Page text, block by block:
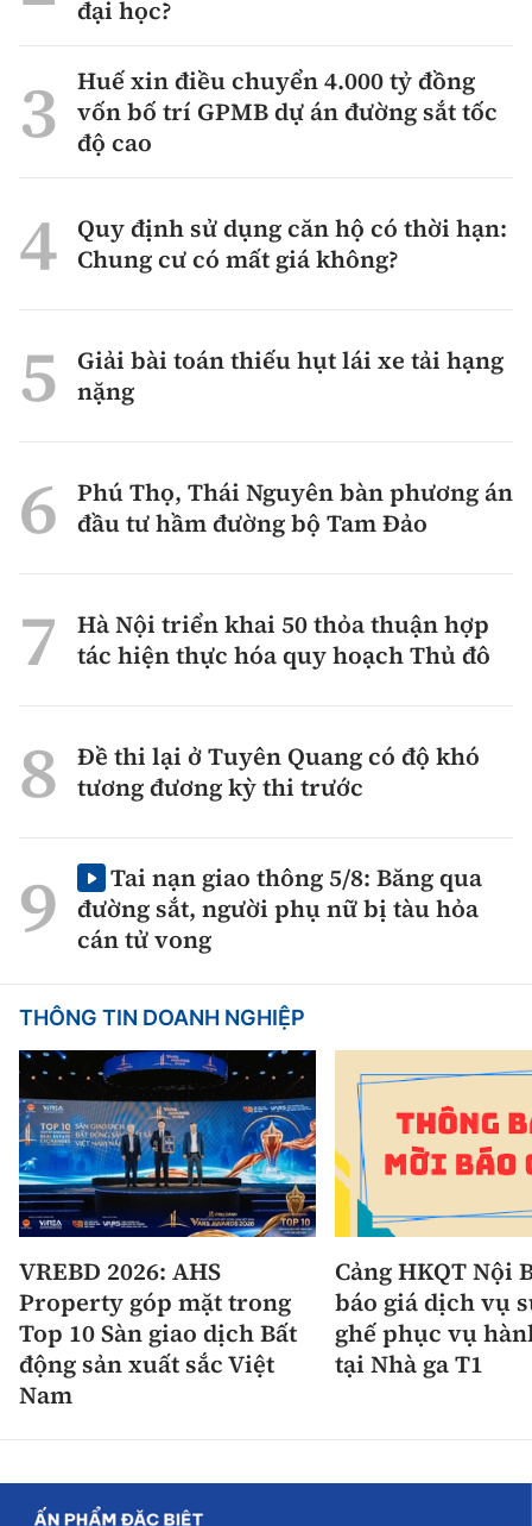
đại học?
Huế xin điều chuyển 4.000 tỷ đồng
vốn bố trí GPMB dự án đường sắt tốc
độ cao
Quy định sử dụng căn hộ có thời hạn:
Chung cư có mất giá không?
Giải bài toán thiếu hụt lái xe tải hạng
nặng
Phú Thọ, Thái Nguyên bàn phương án
đầu tư hầm đường bộ Tam Đảo
Hà Nội triển khai 50 thỏa thuận hợp
tác hiện thực hóa quy hoạch Thủ đô
Đề thi lại ở Tuyên Quang có độ khó
tương đương kỳ thi trước
Tai nạn giao thông 5/8: Băng qua
đường sắt, người phụ nữ bị tàu hỏa
cán tử vong
THÔNG TIN DOANH NGHIỆP
VREBD 2026: AHS
Property góp mặt trong
Top 10 Sàn giao dịch Bất
động sản xuất sắc Việt
Nam
Cảng HKQT Nội
báo giá dịch vụ
ghế phục vụ
tại Nhà ga T1